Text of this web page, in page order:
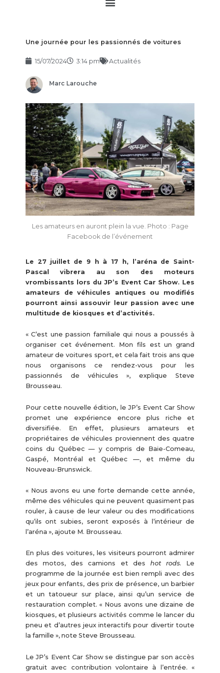
Une journée pour les passionnés de voitures
15/07/2024 3:14 pm Actualités
Marc Larouche
Les amateurs en auront plein la vue. Photo : Page
Facebook de l’événement
Le 27 juillet de 9 h à 17 h, l’aréna de Saint-
Pascal vibrera au son des moteurs
vrombissants lors du JP’s Event Car Show. Les
amateurs de véhicules antiques ou modifiés
pourront ainsi assouvir leur passion avec une
multitude de kiosques et d’activités.
« C’est une passion familiale qui nous a poussés à
organiser cet événement. Mon fils est un grand
amateur de voitures sport, et cela fait trois ans que
nous organisons ce rendez-vous pour les
passionnés de véhicules », explique Steve
Brousseau.
Pour cette nouvelle édition, le JP’s Event Car Show
promet une expérience encore plus riche et
diversifiée. En effet, plusieurs amateurs et
propriétaires de véhicules proviennent des quatre
coins du Québec — y compris de Baie-Comeau,
Gaspé, Montréal et Québec —, et même du
Nouveau-Brunswick.
« Nous avons eu une forte demande cette année,
même des véhicules qui ne peuvent quasiment pas
rouler, à cause de leur valeur ou des modifications
qu’ils ont subies, seront exposés à l’intérieur de
l’aréna », ajoute M. Brousseau.
En plus des voitures, les visiteurs pourront admirer
des motos, des camions et des hot rods. Le
programme de la journée est bien rempli avec des
jeux pour enfants, des prix de présence, un barbier
et un tatoueur sur place, ainsi qu’un service de
restauration complet. « Nous avons une dizaine de
kiosques, et plusieurs activités comme le lancer du
pneu et d’autres jeux interactifs pour divertir toute
la famille », note Steve Brousseau.
Le JP’s Event Car Show se distingue par son accès
gratuit avec contribution volontaire à l’entrée. «